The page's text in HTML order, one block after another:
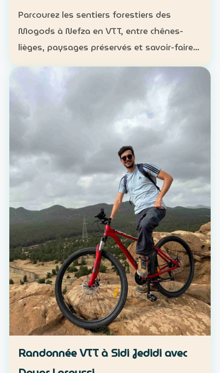
Parcourez les sentiers forestiers des
Mogods à Nefza en VTT, entre chênes-
lièges, paysages préservés et savoir-faire
local. VTT : 1 h à 1 h 30, niveau
intermédiaire — 30 DT par personne
Déjeuner maison : 35 DT par pers…
Randonnée VTT à Sidi Jedidi avec